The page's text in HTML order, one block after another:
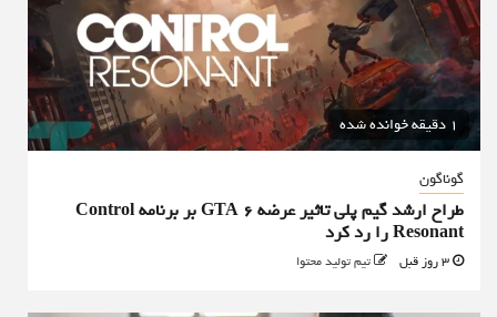
1 دقیقه خوانده شده
گوناگون
طراح ارشد گیم پلی تاثیر عرضه GTA 6 بر برنامه Control
Resonant را رد کرد
تیم تولید محتوا